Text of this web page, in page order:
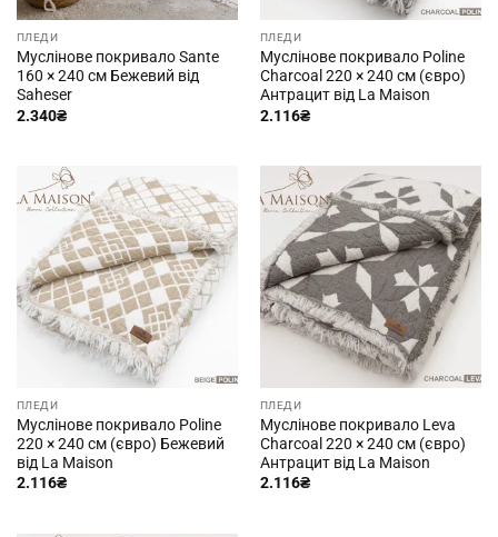
ПЛЕДИ
Муслінове покривало Sante
160 × 240 см Бежевий від
Saheser
2.340₴
ПЛЕДИ
Муслінове покривало Poline
Charcoal 220 × 240 см (євро)
Антрацит від La Maison
2.116₴
ПЛЕДИ
Муслінове покривало Poline
220 × 240 см (євро) Бежевий
від La Maison
2.116₴
ПЛЕДИ
Муслінове покривало Leva
Charcoal 220 × 240 см (євро)
Антрацит від La Maison
2.116₴